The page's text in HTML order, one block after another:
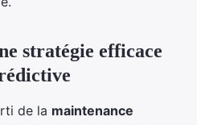
stratégie efficace
de la maintenance